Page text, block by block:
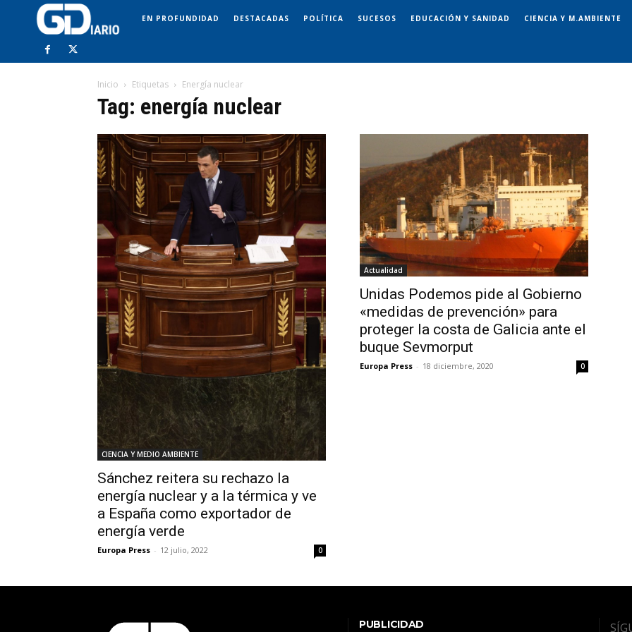
EN PROFUNDIDAD DESTACADAS POLÍTICA SUCESOS EDUCACIÓN Y SANIDAD CIENCIA Y M.AMBIENTE
Inicio Etiquetas Energía nuclear
Tag: energía nuclear
CIENCIA Y MEDIO AMBIENTE
Sánchez reitera su rechazo la
energía nuclear y a la térmica y ve
a España como exportador de
energía verde
Europa Press - 12 julio, 2022 0
Actualidad
Unidas Podemos pide al Gobierno
«medidas de prevención» para
proteger la costa de Galicia ante el
buque Sevmorput
Europa Press - 18 diciembre, 2020 0
PUBLICIDAD